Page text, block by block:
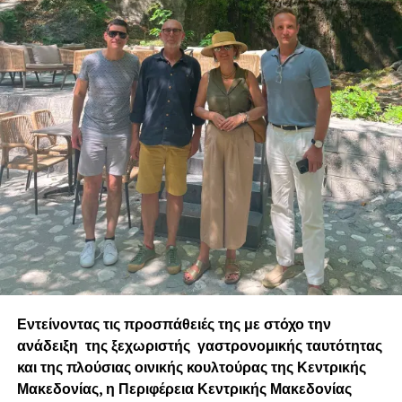
Τι θα βρεις εκεί;
Top εταιρίες από διάφορους κλάδους με 250+
διαθέσιμες θέσεις εργασίας για τους
συμμετέχοντες του event. Οι εταιρίες θα
παρευρίσκονται με booth έτοιμες να σε
γνωρίσουν, να κάνετε μία μίνι συνέντευξη και να
συζητήσετε το ενδεχόμενο συνεργασίας. Βρες
όλες τις συμμετέχουσες εταιρείεςεδώ
Βιωματικά workshops για soft & hard skills,
καθώς και inspiring ομιλίες και panels σχετικά με
την καριέρα και την αναζήτηση εργασίας σε
πολλές θεματικές, όπως: Work-Life Balance &
Well Being, Career Success σε Tech, Data, Digital &
Engineering, Market Trends, Professional
Development Planning και πολλά ακόμη. Δες
όλους τους ομιλητές και τις ομιλήτριες!
CV/LinkedIn Profile Review, Mock Interview
Εντείνοντας τις προσπάθειές της με στόχο την
ανάδειξη της ξεχωριστής γαστρονομικής ταυτότητας
και της πλούσιας οινικής κουλτούρας της Κεντρικής
Μακεδονίας, η Περιφέρεια Κεντρικής Μακεδονίας